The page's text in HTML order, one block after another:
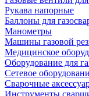
Рукава напорные
Баллоны для
Манометры
Машины газовой
Медицинское
Оборудование для
Сетевое
Сварочные
Инструменты